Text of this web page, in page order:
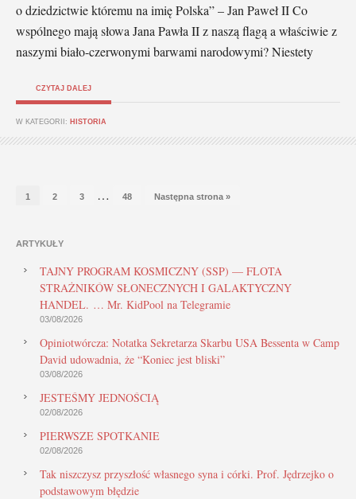
o dziedzictwie któremu na imię Polska” – Jan Paweł II Co
wspólnego mają słowa Jana Pawła II z naszą flagą a właściwie z
naszymi biało-czerwonymi barwami narodowymi? Niestety
CZYTAJ DALEJ
W KATEGORII: HISTORIA
1 2 3 … 48 Następna strona »
ARTYKUŁY
TAJNY PROGRAM KOSMICZNY (SSP) — FLOTA
STRAŻNIKÓW SŁONECZNYCH I GALAKTYCZNY
HANDEL. … Mr. KidPool na Telegramie
03/08/2026
Opiniotwórcza: Notatka Sekretarza Skarbu USA Bessenta w Camp
David udowadnia, że “Koniec jest bliski”
03/08/2026
JESTEŚMY JEDNOŚCIĄ
02/08/2026
PIERWSZE SPOTKANIE
02/08/2026
Tak niszczysz przyszłość własnego syna i córki. Prof. Jędrzejko o
podstawowym błędzie